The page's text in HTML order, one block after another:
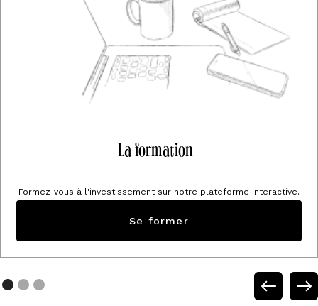
La formation
Formez-vous à l'investissement sur notre plateforme interactive.
Se former